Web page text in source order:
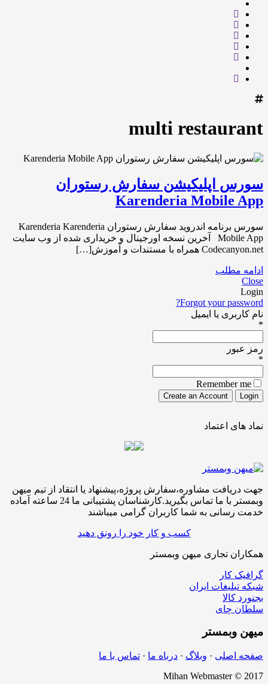
multi restaurant
سورس اپلیکیشن سفارش رستوران
Karenderia Mobile App
سورس برنامه اندروید سفارش رستوران Karenderia Karenderia
Mobile App آخرین نسخه اورجینال و خریداری شده از وب سایت
Codecanyon.net همراه با مستندات و آموزش[…]
ادامه مطلب
Close
Login
Forgot your password?
نام کاربری یا ایمیل
*
رمز عبور
*
Remember me
نماد های اعتماد
جهت دریافت مشاوره،سفارش پروژه،پیشنهاد یا انتقاد از تیم میهن
وبمستر با ما تماس بگیرید.کارشناسان پشتیبانی ما 24 ساعته آماده
خدمت رسانی به شما کاربران گرامی میباشند
کسب و کار خود را رونق دهید
همکاران تجاری میهن وبمستر
گرافیک کار
شبکه تبلیغات ایران
بجنورد کالا
سلطان چای
میهن وبمستر
صفحه اصلی · وبلاگ · درباه ما · تماس با ما
Mihan Webmaster © 2017